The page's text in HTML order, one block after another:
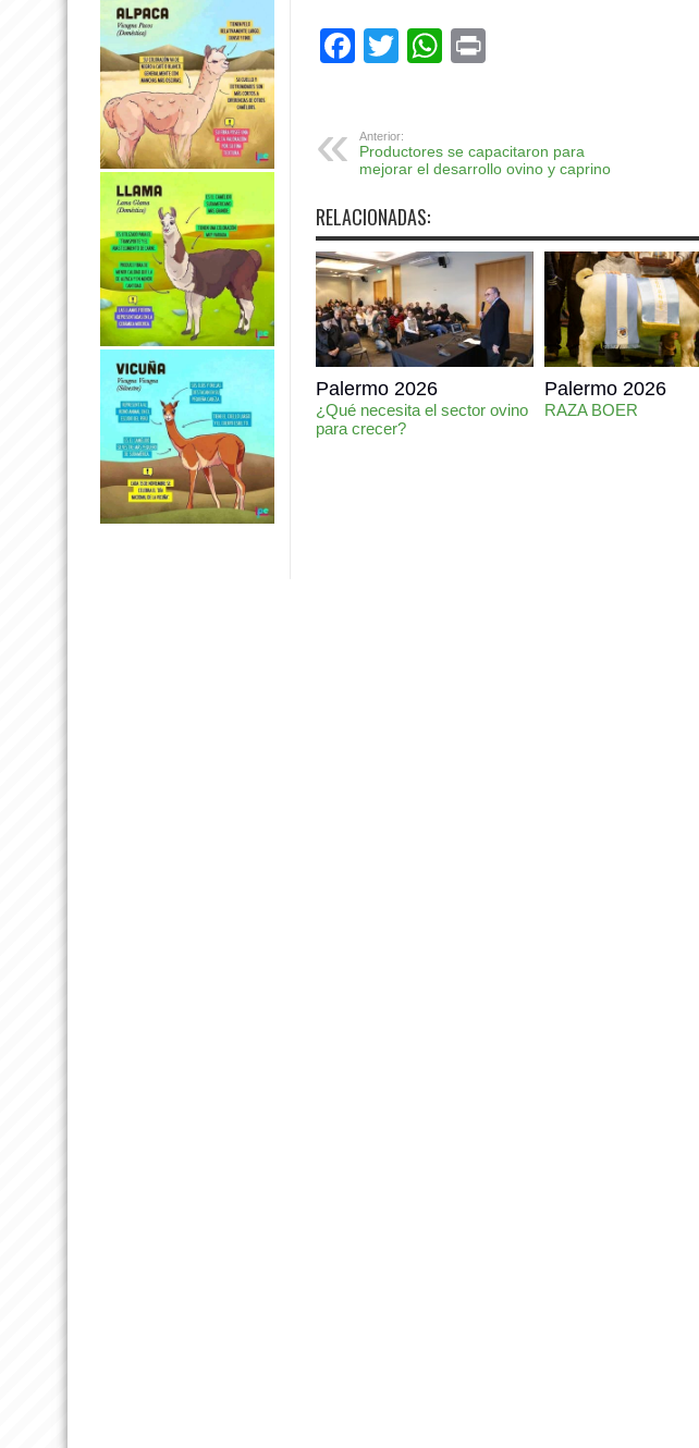
Facebook
TwitterWhatsApp
Anterior:
Productores se capacitaron para
mejorar el desarrollo ovino y caprino
RELACIONADAS:
Palermo 2026
¿Qué necesita el sector ovino
para crecer?
Palermo 2026
RAZA BOER